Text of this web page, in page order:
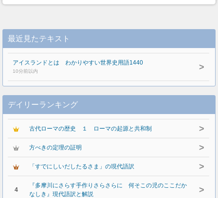
最近見たテキスト
アイスランドとは わかりやすい世界史用語1440
10分前以内 >
デイリーランキング
古代ローマの歴史 １ ローマの起源と共和制 >
方べきの定理の証明 >
「すでにしいだしたるさま」の現代語訳 >
4
『多摩川にさらす手作りさらさらに 何そこの児のここだか
なしき』現代語訳と解説
>